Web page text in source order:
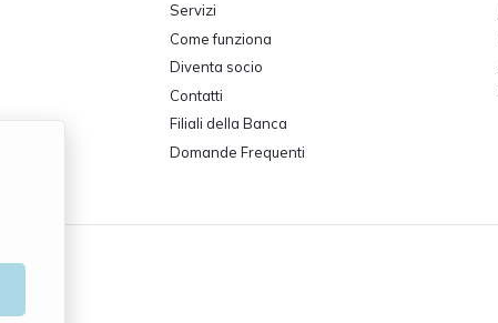
Servizi
Come funziona
Diventa socio
Contatti
Filiali della Banca
Domande Frequenti